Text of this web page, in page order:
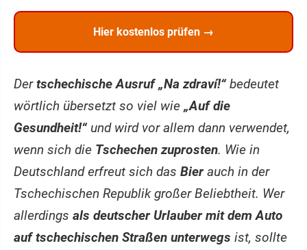
Hier kostenlos prüfen →
Dertschechische Ausruf „Na zdraví!“ bedeutet
wörtlich übersetzt so viel wie „Auf die
Gesundheit!“ und wird vor allem dann verwendet,
wenn sich die Tschechen zuprosten. Wie in
Deutschland erfreut sich das Bierauch in der
Tschechischen Republik großer Beliebtheit. Wer
allerdings als deutscher Urlauber mit dem Auto
auf tschechischen Straßen unterwegs ist, sollte